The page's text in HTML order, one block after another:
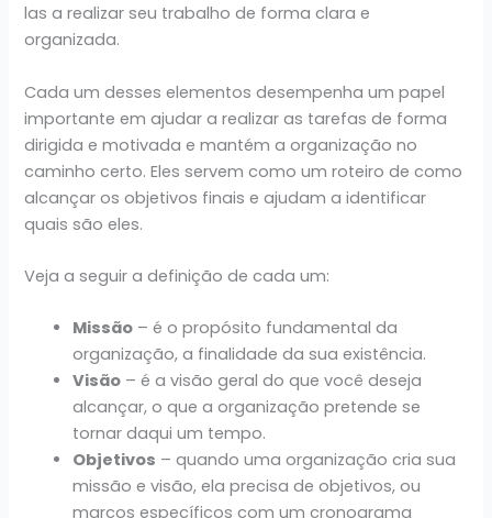
las a realizar seu trabalho de forma clara e
organizada.
Cada um desses elementos desempenha um papel
importante em ajudar a realizar as tarefas de forma
dirigida e motivada e mantém a organização no
caminho certo. Eles servem como um roteiro de como
alcançar os objetivos finais e ajudam a identificar
quais são eles.
Veja a seguir a definição de cada um:
Missão – é o propósito fundamental da
organização, a finalidade da sua existência.
Visão – é a visão geral do que você deseja
alcançar, o que a organização pretende se
tornar daqui um tempo.
Objetivos – quando uma organização cria sua
missão e visão, ela precisa de objetivos, ou
marcos específicos com um cronograma